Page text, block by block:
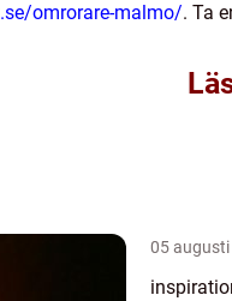
omrorare-malmo/. Ta
05 augusti